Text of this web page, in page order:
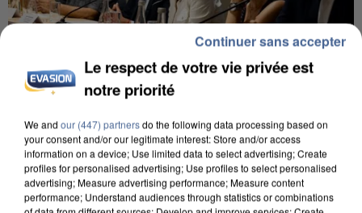
DE SOLIDARITÉ AVEC LES...
Le respect de votre vie privée est
notre priorité
We and our (447) partnersdo the following data processing based on
your consent and/or our legitimate interest: Store and/or access
information on a device; Use limited data to select advertising; Create
profiles for personalised advertising; Use profiles to select personalised
advertising; Measure advertising performance; Measure content
performance; Understand audiences through statistics or combinations
Continuer sans accepter